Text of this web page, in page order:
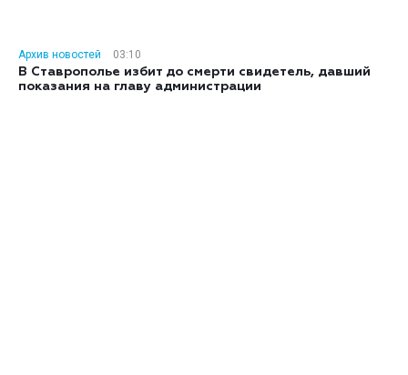
Архив новостей
03:10
В Ставрополье избит до смерти свидетель, давший
показания на главу администрации